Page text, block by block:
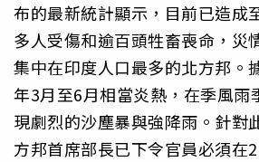
布的最新統計顯示，目前已造成
多人受傷和逾百頭牲畜喪命，災
集中在印度人口最多的北方邦。
年3月至6月相當炎熱，在季風雨
現劇烈的沙塵暴與強降雨。針對
方邦首席部長已下令官員必須在